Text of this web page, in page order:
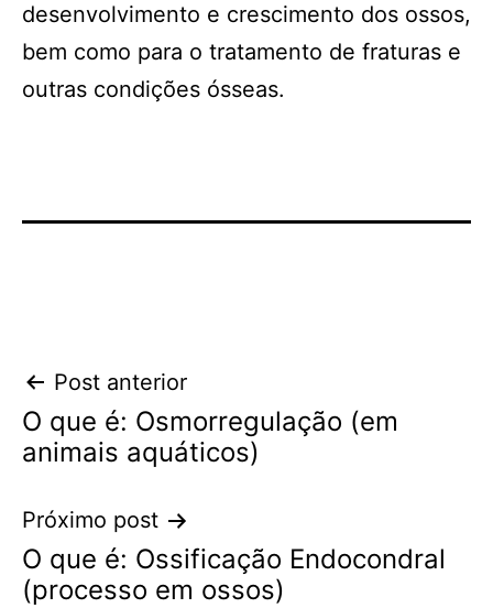
desenvolvimento e crescimento dos ossos,
bem como para o tratamento de fraturas e
outras condições ósseas.
Navegação
de
Post anterior
O que é: Osmorregulação (em
animais aquáticos)
Próximo post
O que é: Ossificação Endocondral
(processo em ossos)